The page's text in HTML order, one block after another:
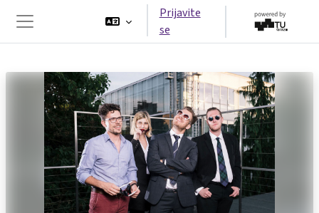
Stransko polje
Prijavite
se